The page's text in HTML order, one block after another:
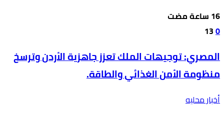
0
13
المصري: توجيهات الملك تعزز جاهزية الأردن وترسخ
منظومة الأمن الغذائي والطاقة.
أخبار محليه